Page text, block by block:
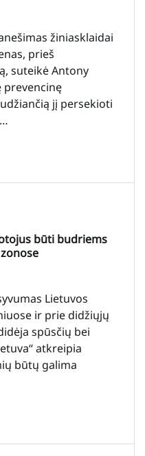
žiniasklaidai
prieš
suteikė Antony
prevencinę
jį persekioti
būti budriems
Lietuvos
ir prie didžiųjų
spūsčių bei
atkreipia
būtų galima